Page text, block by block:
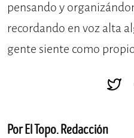
pensando y
recordando en voz alta
gente siente como
Por El Topo. Redacción